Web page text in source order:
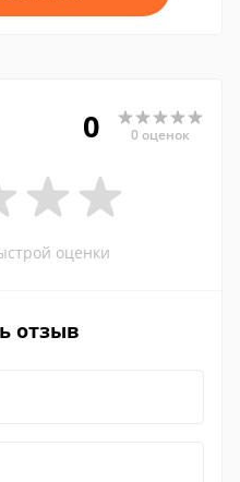
0 0 оценок
оценки
отзыв